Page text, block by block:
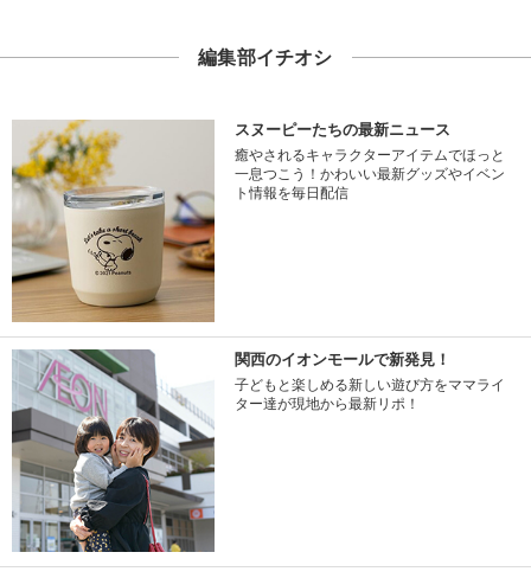
編集部イチオシ
スヌーピーたちの最新ニュース
癒やされるキャラクターアイテムでほっと
一息つこう！かわいい最新グッズやイベン
ト情報を毎日配信
関西のイオンモールで新発見！
子どもと楽しめる新しい遊び方をママライ
ター達が現地から最新リポ！